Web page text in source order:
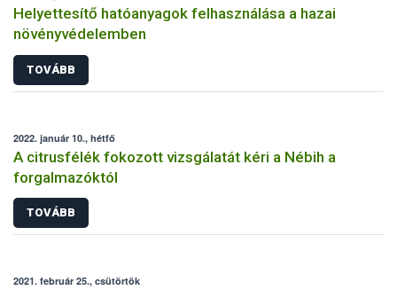
Helyettesítő hatóanyagok felhasználása a hazai
növényvédelemben
TOVÁBB
2022. január 10., hétfő
A citrusfélék fokozott vizsgálatát kéri a Nébih a
forgalmazóktól
TOVÁBB
2021. február 25., csütörtök